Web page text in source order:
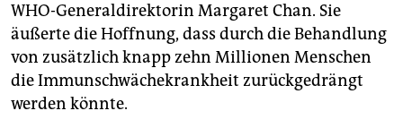
WHO-Generaldirektorin Margaret Chan. Sie
äußerte die Hoffnung, dass durch die Behandlung
von zusätzlich knapp zehn Millionen Menschen
die Immunschwächekrankheit zurückgedrängt
werden könnte.